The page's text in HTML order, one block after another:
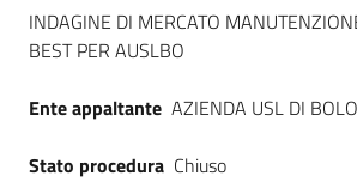
site
su
Dati del bando
INDAGINE DI MERCATO
BEST PER AUSLBO
Ente appaltante AZIENDA USL DI
Stato procedura Chiuso